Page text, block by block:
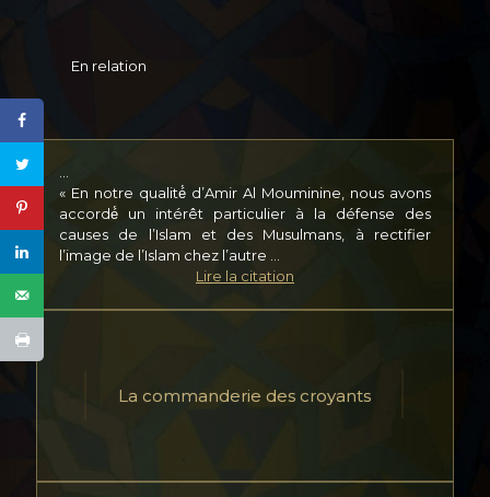
En relation
« En notre qualité́ d’Amir Al Mouminine, nous avons
accordé́ un intérêt particulier à la défense des
causes de l’Islam et des Musulmans, à rectifier
l’image de l’Islam chez l’autre ...
Lire la citation
La commanderie des croyants